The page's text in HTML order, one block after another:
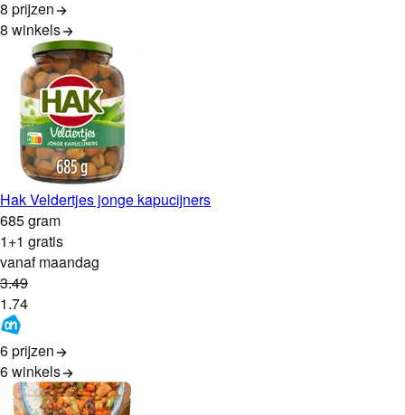
8 prijzen
8 winkels
Hak Veldertjes jonge kapucijners
685 gram
1+1 gratis
vanaf maandag
3.49
1.74
6 prijzen
6winkels